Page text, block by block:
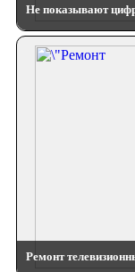
Не показывают
Ремонт